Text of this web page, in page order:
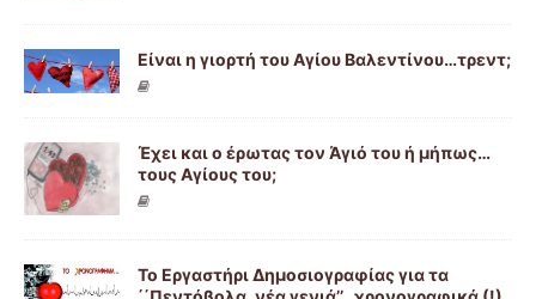
Είναι η γιορτή του Αγίου Βαλεντίνου…τρεντ;
Έχει και ο έρωτας τον Άγιό του ή μήπως…
τους Αγίους του;
Το Εργαστήρι Δημοσιογραφίας για τα